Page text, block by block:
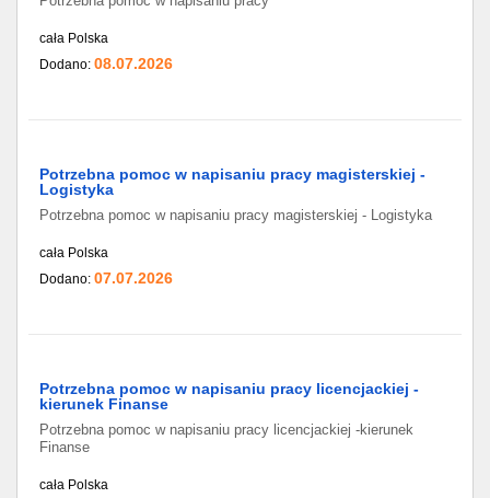
cała Polska
Dodano: 08.07.2026
Potrzebna pomoc w napisaniu pracy magisterskiej -
Logistyka
Potrzebna pomoc w napisaniu pracy magisterskiej - Logistyka
cała Polska
Dodano: 07.07.2026
Potrzebna pomoc w napisaniu pracy licencjackiej -
kierunek Finanse
Potrzebna pomoc w napisaniu pracy licencjackiej -kierunek
Finanse
cała Polska